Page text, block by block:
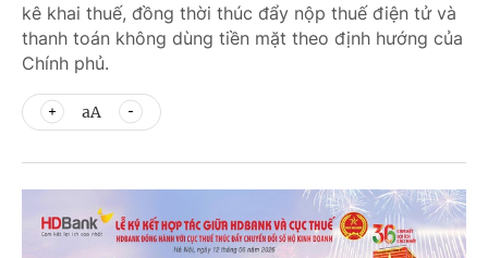
kê khai thuế, đồng thời thúc đẩy nộp thuế điện tử và
thanh toán không dùng tiền mặt theo định hướng của
Chính phủ.
aA